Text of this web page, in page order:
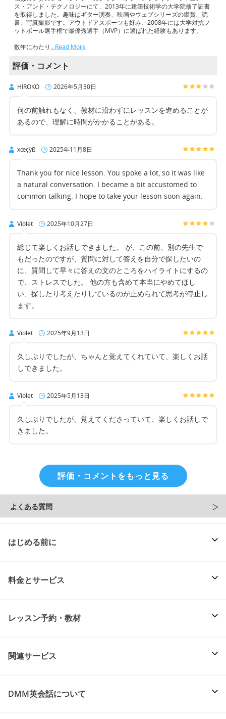
ス・アンド・テクノロジーにて、2013年に建築技術学の大学院修了証書
を取得しました。趣味はギター演奏、映画やウェブシリーズの鑑賞、読
書、写真撮影です。アウトドアスポーツも好み、2008年には大学対抗フ
ットボール選手権で最優秀選手（MVP）に選ばれた経験もあります。
数年にわたり …Read More
評価・コメント
HIROKO 2026年5月30日
何の前触れもなく、教材に沿わずにレッスンを進めることが
あるので、理解に時間がかかることがある。
xœçÿß 2025年11月8日
Thank you for nice lesson. You spoke a lot, so it was like
a natural conversation. I became a bit accustomed to
common talking. I hope to take your lesson soon again.
Violet 2025年10月27日
総じて楽しくお話しできました。 が、この前、別の先生で
もだったのですが、質問に対して答えを自分で探したいの
に、質問して早々に答えの文のところをハイライトにするの
で、ストレスでした。 他の方も含めて本当にやめてほし
い、探したり考えたりしているのが止められて思考が停止し
ます。
Violet 2025年9月13日
久しぶりでしたが、ちゃんと覚えてくれていて、楽しくお話
しできました。
Violet 2025年5月13日
久しぶりでしたが、覚えてくださっていて、楽しくお話しで
きました。
評価・コメントをもっと見る
よくある質問
はじめる前に
料金とサービス
レッスン予約・教材
関連サービス
DMM英会話について